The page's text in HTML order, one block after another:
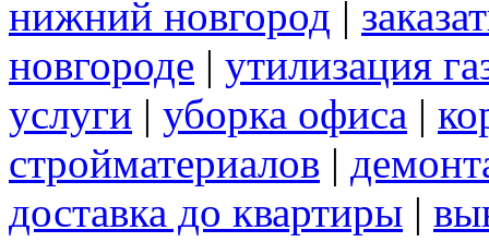
нижний новгород |
новгороде | утилизация
услуги | уборка офиса |
стройматериалов |
доставка до квартиры |